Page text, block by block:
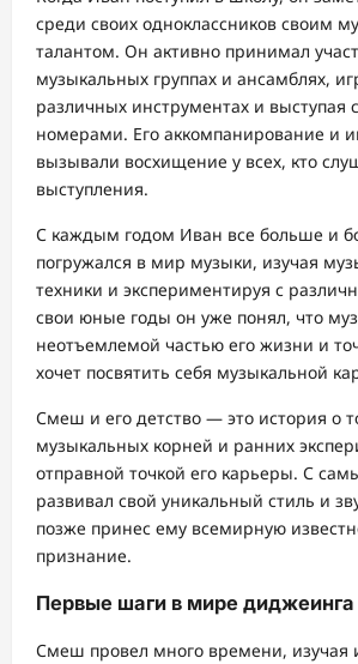
среди своих одноклассников своим
талантом. Он активно принимал
музыкальных группах и ансамблях,
различных инструментах и выступая
номерами. Его аккомпанирование и
вызывали восхищение у всех, кто
выступления.
С каждым годом Иван все больше и
погружался в мир музыки, изучая
техники и экспериментируя с
свои юные годы он уже понял, что
неотъемлемой частью его жизни и
хочет посвятить себя музыкальной
Смеш и его детство — это история о
музыкальных корней и ранних
отправной точкой его карьеры. С
развивал свой уникальный стиль и
позже принес ему всемирную
признание.
Первые шаги в мире диджеинга
Смеш провел много времени, изучая